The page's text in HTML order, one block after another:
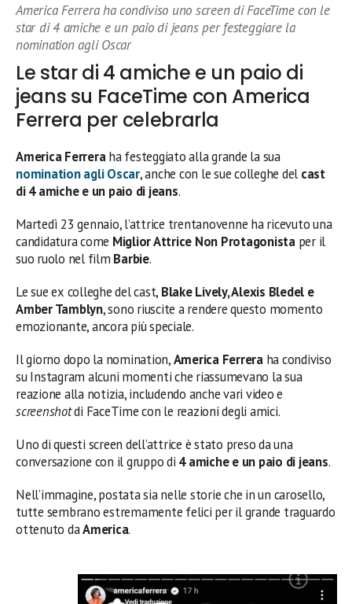
America Ferrera ha condiviso uno screen di FaceTime con le
star di 4 amiche e un paio di jeans per festeggiare la
nomination agli Oscar
Le star di 4 amiche e un paio di
jeans su FaceTime con America
Ferrera per celebrarla
America Ferreraha festeggiato alla grande la sua
nomination agli Oscar, anche con le sue colleghe del cast
di 4 amiche e un paio di jeans.
Martedì 23 gennaio, l’attrice trentanovenne ha ricevuto una
candidatura come Miglior Attrice Non Protagonistaper il
suo ruolo nel film Barbie.
Le sue ex colleghe del cast, Blake Lively, Alexis Bledel e
Amber Tamblyn, sono riuscite a rendere questo momento
emozionante, ancora più speciale.
Il giorno dopo la nomination,America Ferreraha condiviso
su Instagram alcuni momenti che riassumevano la sua
reazione alla notizia, includendo anche vari video e
screenshotdi FaceTime con le reazioni degli amici.
Uno di questi screen dell’attrice è stato preso da una
conversazione con il gruppo di 4 amiche e un paio di jeans.
Nell’immagine, postata sia nelle storie che in un carosello,
tutte sembrano estremamente felici per il grande traguardo
ottenuto daAmerica.